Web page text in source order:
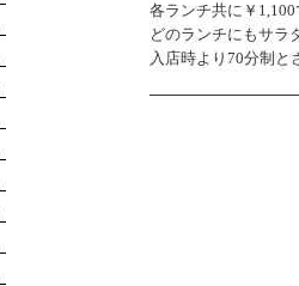
各ランチ共に￥1,100
どのランチにもサラ
入店時より70分制と